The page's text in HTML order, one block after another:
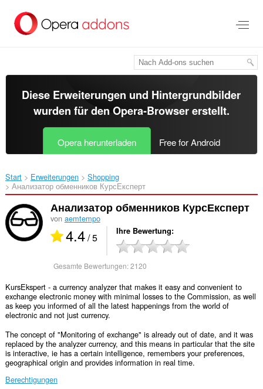
Hauptinhalt
springen
Diese Erweiterungen und Hintergrundbilder
wurden für den Opera-Browsererstellt.
Opera herunterladen Free for Android
Start Erweiterungen
Shopping
Анализатор обменников КурсЕксперт‎
Анализатор обменников КурсЕксперт
von aemtempo
4.4/ 5 Ihre Bewertung
Gesamte Bewertungen:2120
KursEkspert - a currency analyzer that makes it easy and convenient to
exchange electronic money with minimal losses to the Commission, as well
as keep you informed of all the latest happenings from the world of
electronic and not just currency.
The concept of "Monitoring of exchange" is already out of date, and it was
replaced by the analyzer currency, and this means in particular that the site
is interactive, ie has a certain intelligence, remembers your preferences,
geographical origin and provides information in real time.
Berechtigungen